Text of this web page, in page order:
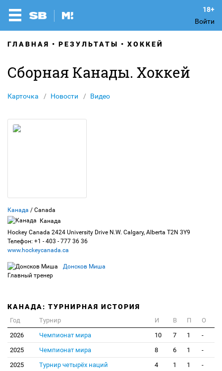
Войти
ГЛАВНАЯ РЕЗУЛЬТАТЫ ХОККЕЙ
Сборная Канады. Хоккей
Карточка Новости Видео
Канада / Canada
Канада
Hockey Canada 2424 University Drive N.W. Calgary, Alberta T2N 3Y9
Телефон: +1 - 403 - 777 36 36
www.hockeycanada.ca
Донсков Миша
Главный тренер
КАНАДА: ТУРНИРНАЯ ИСТОРИЯ
Год Турнир И В П
О
2026
Чемпионат мира 10 7 1
-
2025
Чемпионат мира 8 6 1
-
2025
Турнир четырёх наций 4 1 1
-